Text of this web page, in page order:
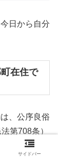
日から自分
在住で
、公序良俗
第708条）
住であって
サイドバー